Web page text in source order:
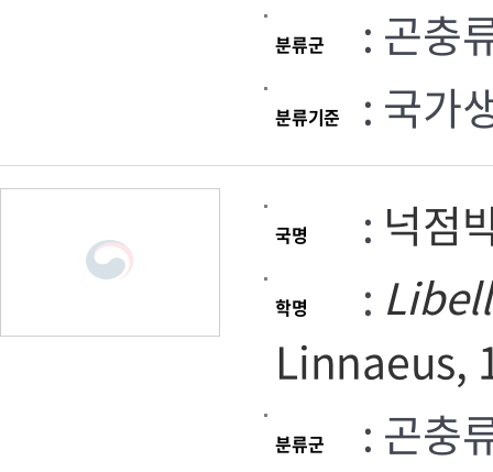
분류군 : 곤충
분류기준 : 국가
국명 : 넉점
학명 :
Linnaeus,
분류군 : 곤충